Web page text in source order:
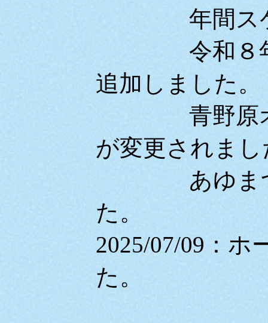
年間スケジ
令和８年度
追加しました。
青野原オー
が変更されまし
あゆまつり
た。
2025/07/09：ホ
た。